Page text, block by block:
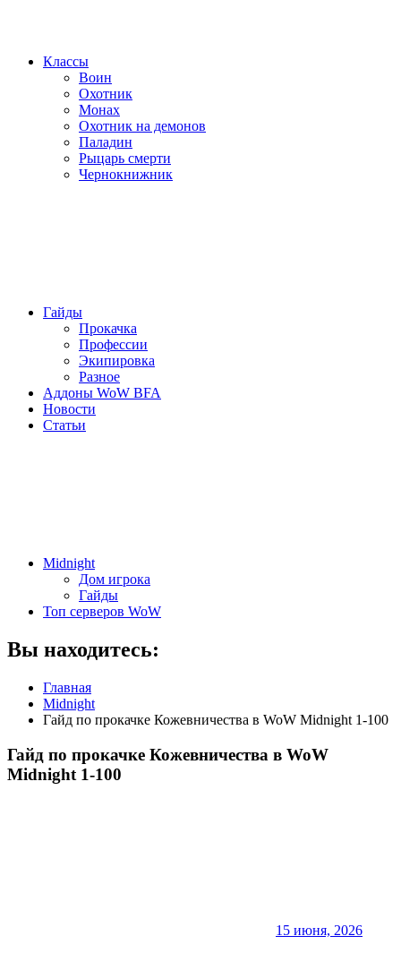
Классы
Воин
Охотник
Монах
Охотник на демонов
Паладин
Рыцарь смерти
Чернокнижник
Гайды
Прокачка
Профессии
Экипировка
Разное
Аддоны WoW BFA
Новости
Статьи
Midnight
Дом игрока
Гайды
Топ серверов WoW
Вы находитесь:
Главная
Midnight
Гайд по прокачке Кожевничества в WoW Midnight 1-100
Гайд по прокачке Кожевничества в WoW
Midnight 1-100
15 июня, 2026